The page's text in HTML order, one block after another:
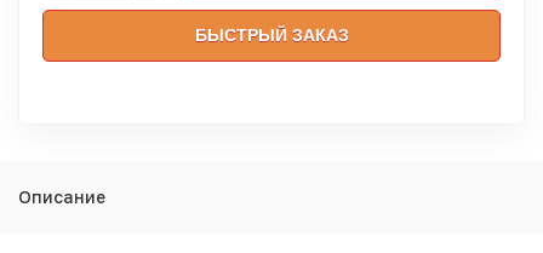
БЫСТРЫЙ ЗАКАЗ
Описание